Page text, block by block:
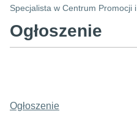
Specjalista w Centrum Promocji
Ogłoszenie
Ogłoszenie